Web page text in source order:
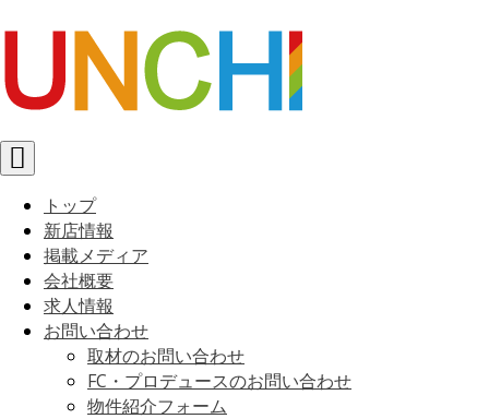
Toggle
navigation
トップ
新店情報
掲載メディア
会社概要
求人情報
お問い合わせ
取材のお問い合わせ
FC・プロデュースのお問い合わせ
物件紹介フォーム